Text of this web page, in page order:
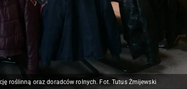
roślinną oraz doradców rolnych. Fot. Tutus Żmijewski